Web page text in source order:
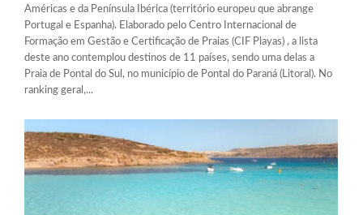
Américas e da Península Ibérica (território europeu que abrange
Portugal e Espanha). Elaborado pelo Centro Internacional de
Formação em Gestão e Certificação de Praias (CIF Playas) , a lista
deste ano contemplou destinos de 11 países, sendo uma delas a
Praia de Pontal do Sul, no município de Pontal do Paraná (Litoral). No
ranking geral,...